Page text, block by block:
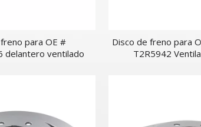
para OE #
delantero ventilado
Disco de freno para
T2R5942